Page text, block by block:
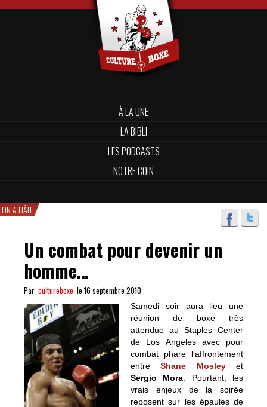
À LA UNE
LA BIBLI
LES PODCASTS
NOTRE COIN
ON A HÂTE
Un combat pour devenir un
homme…
Par cultureboxe le 16 septembre 2010
Samedi soir aura lieu une
réunion de boxe très
attendue au Staples Center
de Los Angeles avec pour
combat phare l’affrontement
entreShane Mosleyet
Sergio Mora . Pourtant, les
vrais enjeux de la soirée
reposent sur les épaules de